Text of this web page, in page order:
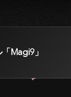
Magi9」
+